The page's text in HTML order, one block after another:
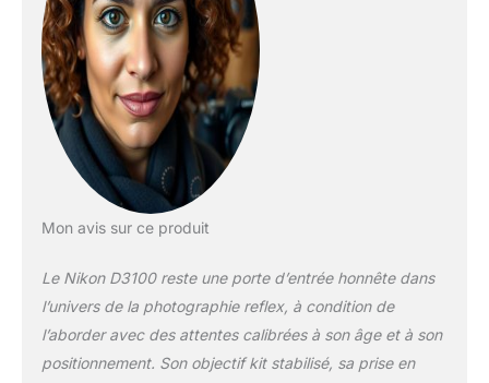
Mon avis sur ce produit
Le Nikon D3100 reste une porte d’entrée honnête dans
l’univers de la photographie reflex, à condition de
l’aborder avec des attentes calibrées à son âge et à son
positionnement. Son objectif kit stabilisé, sa prise en